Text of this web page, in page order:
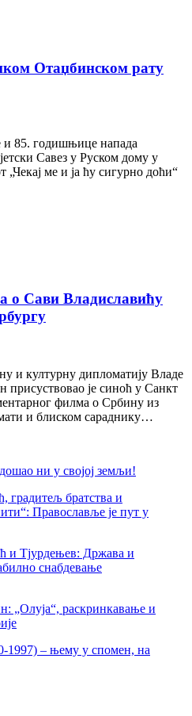
Отаџбинском рату
и 85. годишњице напада
Савез у Руском дому у
„Чекај ме и ја ћу сигурно доћи“
о Сави Владиславићу
и културну дипломатију Владе
присуствовао је синоћ у Санкт
филма о Србину из
и блиском сараднику…
ни у својој земљи!
градитељ братства и
Православље је пут у
и Тјурдењев: Држава и
снабдевање
„Олуја“, раскринкавање и
– њему у спомен, на